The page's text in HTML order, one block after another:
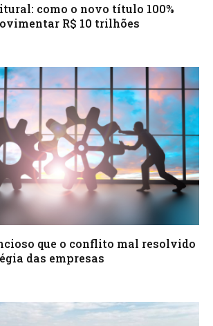
como o novo título 100%
R$ 10 trilhões
que o conflito mal resolvido
das empresas